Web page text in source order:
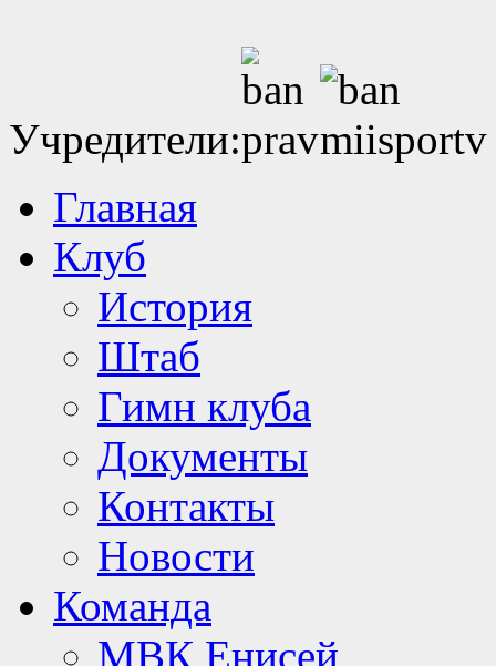
Учредители:
Главная
Клуб
История
Штаб
Гимн клуба
Документы
Контакты
Новости
Команда
МВК Енисей